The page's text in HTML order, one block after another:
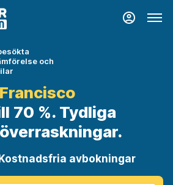
och
70 %. Tydliga
Kostnadsfria avbokningar